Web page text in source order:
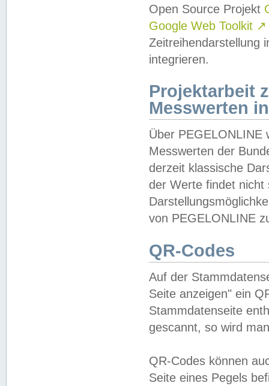
Open Source Projekt
Google Web Toolkit ↗
Zeitreihendarstellung
integrieren.
Projektarbeit
Messwerten
Über PEGELONLINE
Messwerten der
derzeit klassische
der Werte findet
von PEGELONLINE
QR-Codes
Auf der
Seite anzeigen" ein
Stammdatenseite
gescannt, so wird
QR-Codes können
Seite eines Pegels